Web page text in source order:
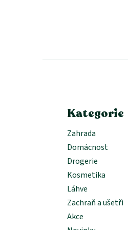
Kategorie
Zahrada
Domácnost
Drogerie
Kosmetika
Láhve
Zachraň a ušetři
Akce